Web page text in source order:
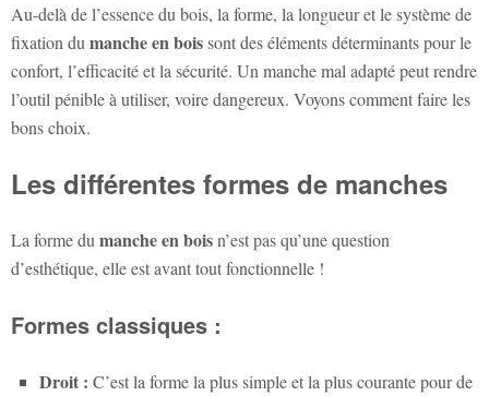
Au-delà de l’essence du bois, la forme, la longueur et le système de
fixation du manche en boissont des éléments déterminants pour le
confort, l’efficacité et la sécurité. Un manche mal adapté peut rendre
l’outil pénible à utiliser, voire dangereux. Voyons comment faire les
bons choix.
Les différentes formes de manches
La forme du manche en boisn’est pas qu’une question
d’esthétique, elle est avant tout fonctionnelle !
Formes classiques :
Droit : C’est la forme la plus simple et la plus courante pour de